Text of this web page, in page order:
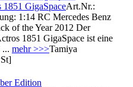
GigaSpaceArt.Nr.:
1:14 RC Mercedes Benz
of the Year 2012 Der
1851 GigaSpace ist eine
... mehr >>>Tamiya